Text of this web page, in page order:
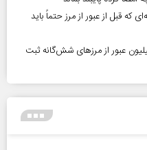
اربعین آغاز شد؛ ۱۰ توصیه‌ای که قبل از عبور از مرز حتماً باید
تردد زائران اربعین؛ بیش از ۴.۳ میلیون عبور از مرزهای شش‌گانه ثبت